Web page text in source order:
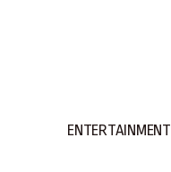
ENTERTAINMENT